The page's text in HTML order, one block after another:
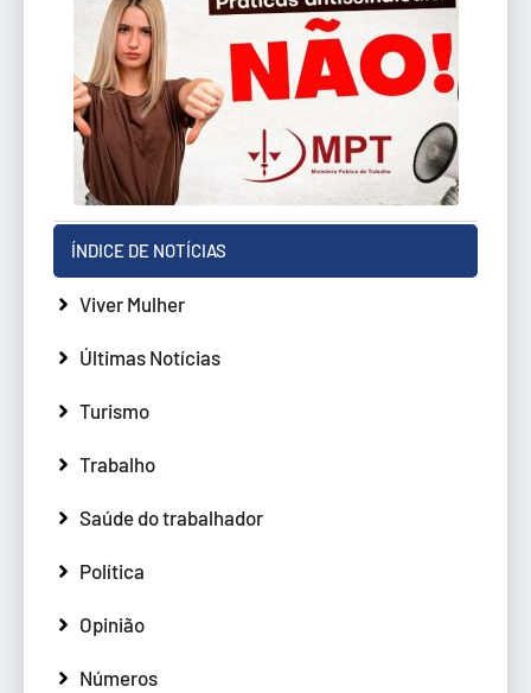
ÍNDICE DE NOTÍCIAS
Viver Mulher
Últimas Notícias
Turismo
Trabalho
Saúde do trabalhador
Política
Opinião
Números